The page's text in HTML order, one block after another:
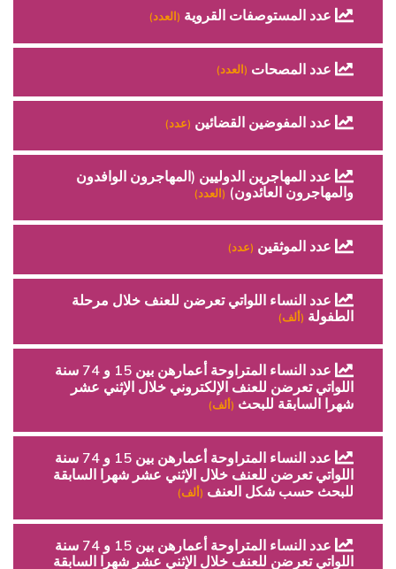
عدد المستوصفات القروية (العدد)
عدد المصحات (العدد)
عدد المفوضين القضائين (عدد)
عدد المهاجرين الدوليين (المهاجرون الوافدون
والمهاجرون العائدون) (العدد)
عدد الموثقين (عدد)
عدد النساء اللواتي تعرضن للعنف خلال مرحلة
الطفولة (ألف)
عدد النساء المتراوحة أعمارهن بين 15 و 74 سنة
اللواتي تعرضن للعنف الإلكتروني خلال الإثني عشر
شهرا السابقة للبحث (ألف)
عدد النساء المتراوحة أعمارهن بين 15 و 74 سنة
اللواتي تعرضن للعنف خلال الإثني عشر شهرا السابقة
للبحث حسب شكل العنف (ألف)
عدد النساء المتراوحة أعمارهن بين 15 و 74 سنة
اللواتي تعرضن للعنف خلال الإثني عشر شهرا السابقة